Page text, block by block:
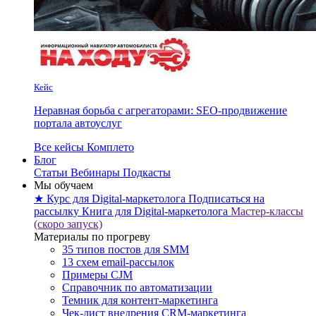
Кейс
Неравная борьба с агрегаторами: SEO-продвижение
портала автоуслуг
Все кейсы Комплето
Блог
Статьи Вебинары Подкасты
Мы обучаем
★ Курс для Digital-маркетолога Подписаться на
рассылку Книга для Digital-маркетолога Мастер-классы
(скоро запуск)
Материалы по прогреву
35 типов постов для SMM
13 схем email-рассылок
Примеры CJM
Справочник по автоматизации
Темник для контент-маркетинга
Чек-лист внедрения CRM-маркетинга